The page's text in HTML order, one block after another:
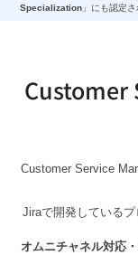
Specialization 」にも認定さ
Customer
Customer Service
Jiraで開発している
オムニチャネル対応